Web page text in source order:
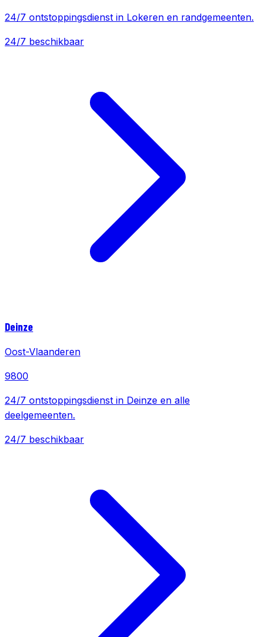
24/7 ontstoppingsdienst in Lokeren en randgemeenten.
24/7 beschikbaar
Deinze
Oost-Vlaanderen
9800
24/7 ontstoppingsdienst in Deinze en alle
deelgemeenten.
24/7 beschikbaar